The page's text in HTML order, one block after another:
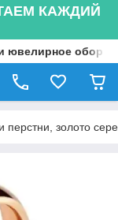
КАЖДИЙ
ювелирное
перстни, золото